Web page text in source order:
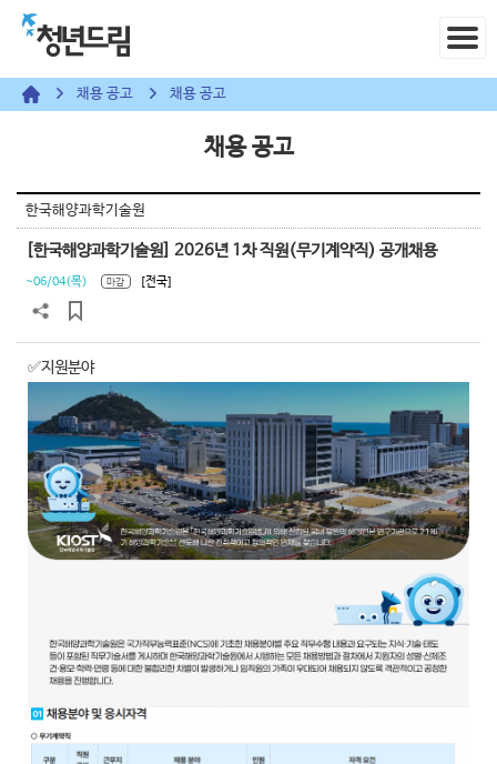
채용 공고 채용 공고
채용 공고
한국해양과학기술원
[한국해양과학기술원] 2026년 1차 직원(무기계약직) 공개채용
~06/04(목) 마감 [전국]
✅지원분야